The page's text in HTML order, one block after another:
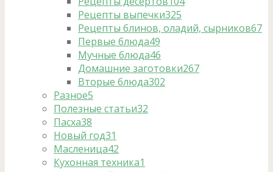
Рецепты выпечки325
Рецепты блинов, оладий, сырников67
Первые блюда49
Мучные блюда46
Домашние заготовки267
Вторые блюда302
Разное5
Полезные статьи32
Пасха38
Новый год31
Масленица42
Кухонная техника1